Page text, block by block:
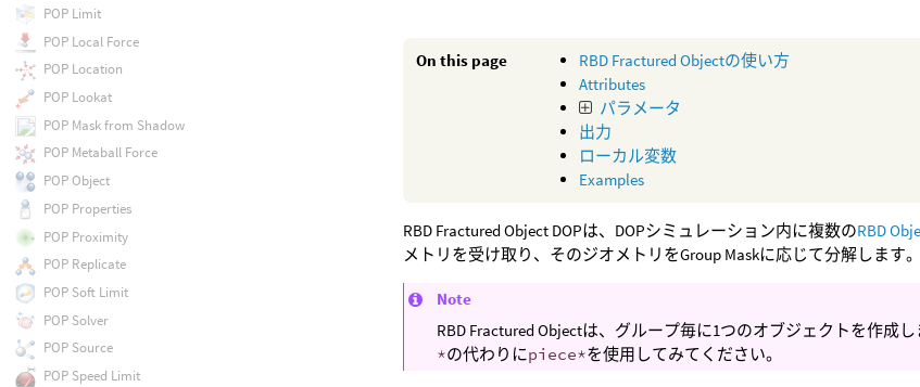
On this page
RBD Fractured Objectの使い方
Attributes
パラメータ
出力
ローカル変数
Examples
RBD Fractured Object DOPは、DOPシミュレーション内に複数のRBD
メトリを受け取り、そのジオメトリをGroup Maskに応じて分解します。
Note
RBD Fractured Objectは、グループ毎に1つのオブジェクトを作成し
*の代わりにpiece*を使用してみてください。
POP Limit
POP Local Force
POP Location
POP Lookat
POP Mask from Shadow
POP Metaball Force
POP Object
POP Properties
POP Proximity
POP Replicate
POP Soft Limit
POP Solver
POP Source
POP Speed Limit